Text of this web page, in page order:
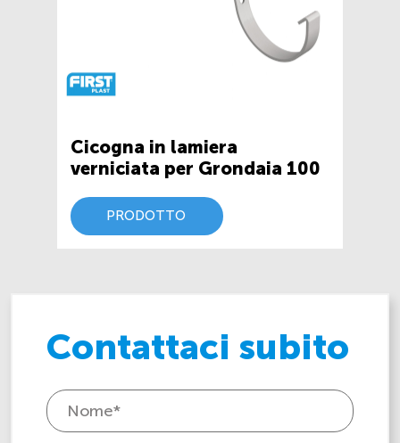
Cicogna in lamiera
verniciata per Grondaia 100
PRODOTTO
Contattaci subito